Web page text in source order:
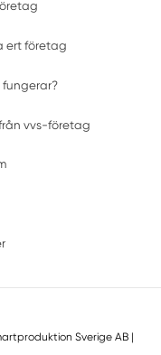
ert företag
fungerar?
vvs-företag
Sverige AB |